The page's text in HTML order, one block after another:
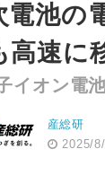
電池の
高速に
子イオン電
産総研
2025/